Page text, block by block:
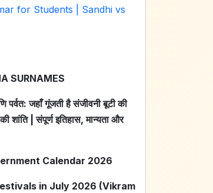
for Students | Sandhi vs
SURNAMES
पर्वत: जहाँ गूंजती है संजीवनी बूटी की
शांति | संपूर्ण इतिहास, मान्यता और
Calendar 2026
in July 2026 (Vikram